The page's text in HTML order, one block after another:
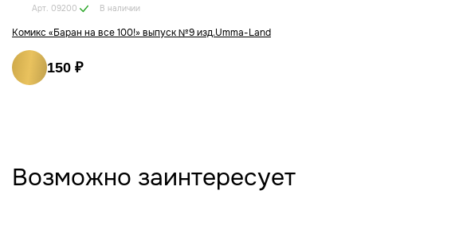
Арт. 09200 В наличии
Комикс «Баран на все 100!» выпуск №9 изд.Umma-Land
150 ₽
Возможно заинтересует